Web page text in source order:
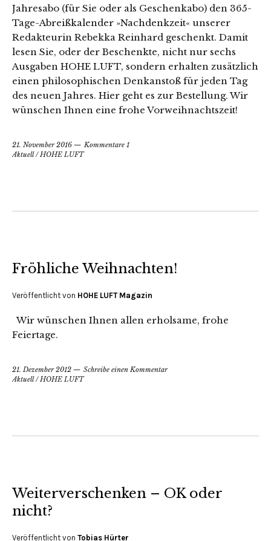
Jahresabo (für Sie oder als Geschenkabo) den 365-
Tage-Abreißkalender »Nachdenkzeit« unserer
Redakteurin Rebekka Reinhard geschenkt. Damit
lesen Sie, oder der Beschenkte, nicht nur sechs
Ausgaben HOHE LUFT, sondern erhalten zusätzlich
einen philosophischen Denkanstoß für jeden Tag
des neuen Jahres. Hier geht es zur Bestellung. Wir
wünschen Ihnen eine frohe Vorweihnachtszeit!
21. November 2016
Kommentare 1
Aktuell/HOHE LUFT
Fröhliche Weihnachten!
Veröffentlicht von HOHE LUFT Magazin
Wir wünschen Ihnen allen erholsame, frohe
Feiertage.
21. Dezember 2012
Schreibe einen Kommentar
Aktuell/HOHE LUFT
Weiterverschenken – OK oder
nicht?
Veröffentlicht von Tobias Hürter